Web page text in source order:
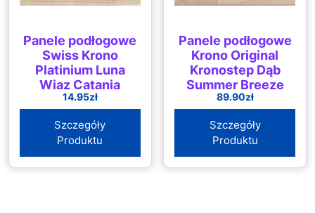
Panele podłogowe
Swiss Krono
Platinium Luna
Wiąz Catania
D4902
14.95zł
Szczegóły
Produktu
Panele podłogowe
Krono Original
Kronostep Dąb
Summer Breeze
K284
89.90zł
Szczegóły
Produktu